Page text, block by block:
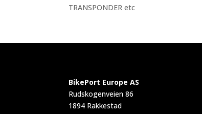
TRANSPONDER etc
BikePort Europe AS
Rudskogenveien 86
1894 Rakkestad